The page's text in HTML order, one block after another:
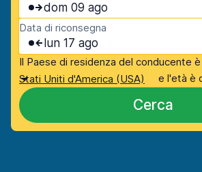
dom 09 ago
Data di riconsegna
lun 17 ago
Il Paese di residenza del conducente è
Stati Uniti d'America (USA)
e l'età è
Cerca